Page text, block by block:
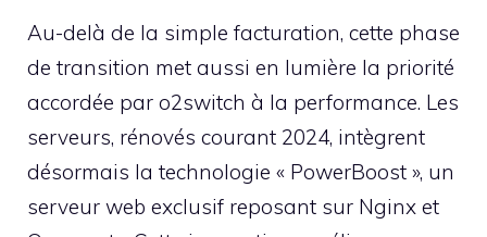
Au-delà de la simple facturation, cette phase
de transition met aussi en lumière la priorité
accordée par o2switch à la performance. Les
serveurs, rénovés courant 2024, intègrent
désormais la technologie « PowerBoost », un
serveur web exclusif reposant sur Nginx et